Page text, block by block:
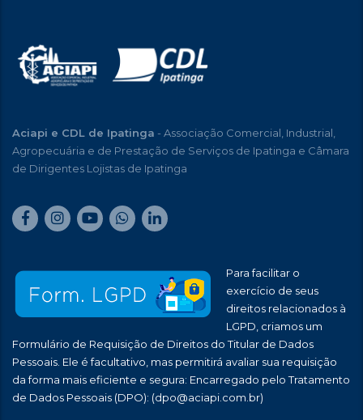
Aciapi e CDL de Ipatinga - Associação Comercial, Industrial,
Agropecuária e de Prestação de Serviços de Ipatinga e Câmara
de Dirigentes Lojistas de Ipatinga
Para facilitar o
exercício de seus
direitos relacionados à
LGPD, criamos um
Formulário de Requisição de Direitos do Titular de Dados
Pessoais. Ele é facultativo, mas permitirá avaliar sua requisição
da forma mais eficiente e segura: Encarregado pelo Tratamento
de Dados Pessoais (DPO): (dpo@aciapi.com.br)